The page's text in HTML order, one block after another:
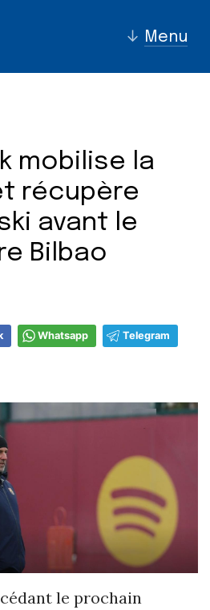
↓ Menu
mobilise la
récupère
avant le
Bilbao
Whatsapp Telegram
le prochain